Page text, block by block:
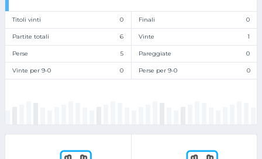
Titoli vinti 0 Finali 0
Partite totali 6 Vinte 1
Perse 5 Pareggiate 0
Vinte per 9-0 0 Perse per 9-0 0